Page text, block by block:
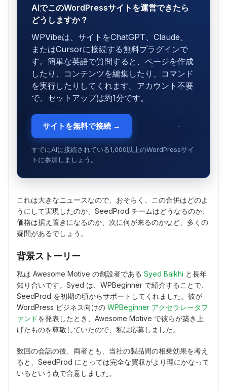
AIでこのWordPressサイトを運営できたら
どうしますか？
WPVibeは、サイトをChatGPT、Claude、
またはCursorに接続する無料プラグインで
す。簡単な英語で質問すると、ページを作成
したり、コンテンツを編集したり、コマンド
を実行したりしてくれます。アカウント不要
で、セットアップは約1分です。
サイトを無料で接続 →
すでにAIに接続されている1,000以上のWordPressサイ
トに参加しましょう。
これは大きなニュースなので、おそらく、この合併はどのよ
うにして実現したのか、SeedProd チームはどうなるのか、
価格は据え置きになるのか、次に何が来るのかなど、多くの
疑問があるでしょう。
背景ストーリー
私は Awesome Motive の創設者である Syed Balkhi と長年
知り合いです。Syed は、WPBeginner で紹介することで、
SeedProd を初期の頃からサポートしてくれました。彼が
WordPress ビジネス向けの WPBeginner アクセラレータフ
ァンドを発表したとき、Awesome Motive で彼らが築き上
げたものを尊敬していたので、私は応募しました。
数回の会話の後、両者とも、当社の製品間の相乗効果を考え
ると、SeedProd にとっては完全な買収がより理にかなって
いるという点で合意しました。